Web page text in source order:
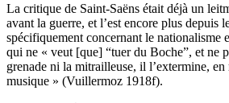
La critique de Saint-Saëns était déjà un
avant la guerre, et l’est encore plus depuis
spécifiquement concernant le nationalisme
qui ne « veut [que] “tuer du Boche”, et ne
grenade ni la mitrailleuse, il l’extermine, en
musique » (Vuillermoz 1918f).